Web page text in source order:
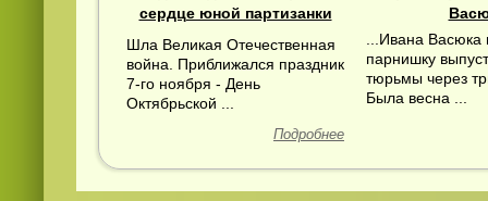
сердце юной партизанки
Шла Великая Отечественная
война. Приближался праздник
7-го ноября - День
Октябрьской ...
Подробнее
...Ивана
парнишку
тюрьмы через
Была весна ...